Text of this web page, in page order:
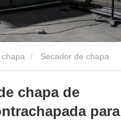
chapa Secador de chapa
chapa de
para